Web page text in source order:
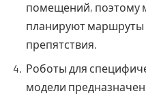
помещений, поэтому
планируют маршруты
препятствия.
Роботы для
модели